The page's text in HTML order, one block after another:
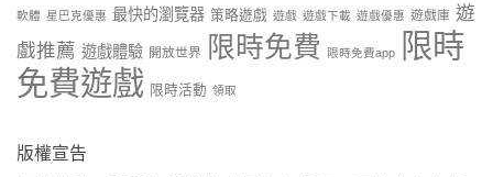
軟體 星巴克優惠 最快的瀏覽器 策略遊戲 遊戲 遊戲下載 遊戲優惠 遊戲庫 遊
戲推薦 遊戲體驗 開放世界 限時免費 限時免費app
限時
免費遊戲 限時活動 領取
版權宣告